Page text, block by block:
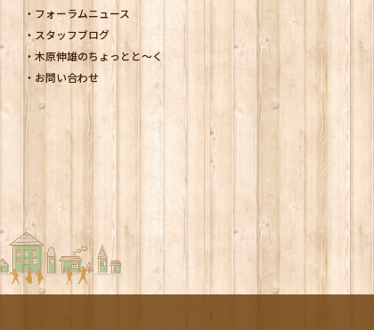
フォーラムニュース
スタッフブログ
木原伸雄のちょっとと～く
お問い合わせ